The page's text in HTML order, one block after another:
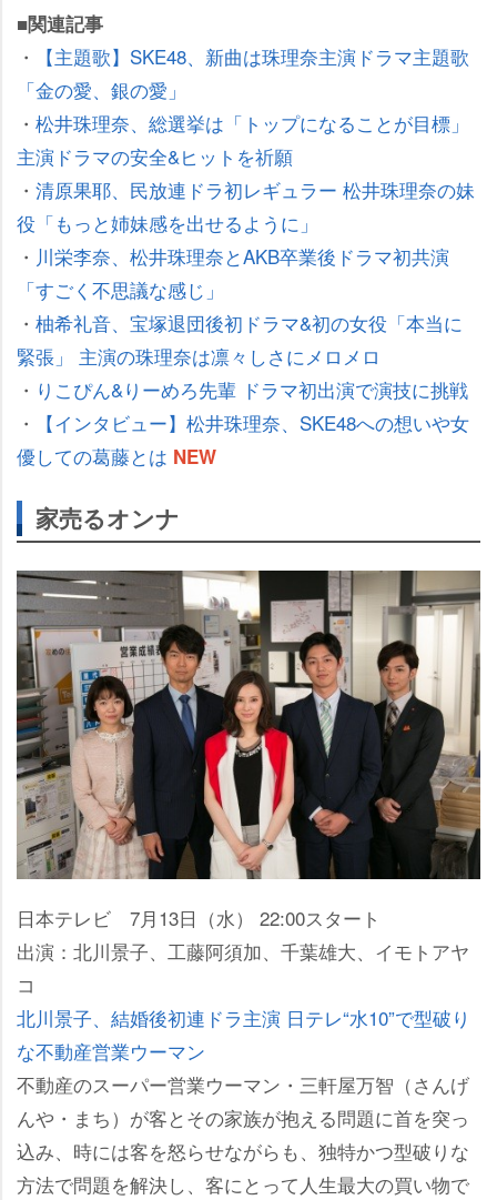
■関連記事
・
【主題歌】SKE48、新曲は珠理奈主演ドラマ主題歌
「金の愛、銀の愛」
・ 松井珠理奈、総選挙は「トップになることが目標」
主演ドラマの安全&ヒットを祈願
・ 清原果耶、民放連ドラ初レギュラー 松井珠理奈の妹
役「もっと姉妹感を出せるように」
・ 川栄李奈、松井珠理奈とAKB卒業後ドラマ初共演
「すごく不思議な感じ」
・ 柚希礼音、宝塚退団後初ドラマ&初の女役「本当に
緊張」 主演の珠理奈は凛々しさにメロメロ
・ りこぴん&りーめろ先輩 ドラマ初出演で演技に挑戦
・
【インタビュー】松井珠理奈、SKE48への想いや女
優しての葛藤とは NEW
家売るオンナ
日本テレビ 7月13日（水） 22:00スタート
出演：北川景子、工藤阿須加、千葉雄大、イモトアヤ
コ
北川景子、結婚後初連ドラ主演 日テレ“水10”で型破り
な不動産営業ウーマン
不動産のスーパー営業ウーマン・三軒屋万智（さんげ
んや・まち）が客とその家族が抱える問題に首を突っ
込み、時には客を怒らせながらも、独特かつ型破りな
方法で問題を解決し、客にとって人生最大の買い物で